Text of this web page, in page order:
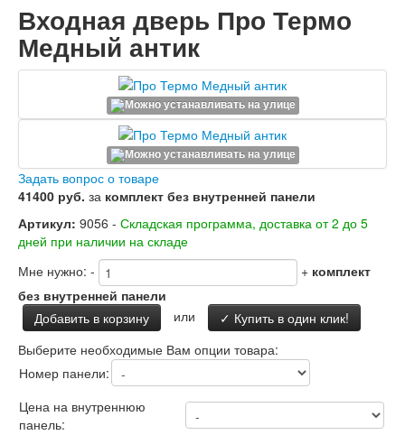
Термо
Термо Лацио
Флагман
Электрозамок Смарт
Заводские двери
Двери Лабиринт
Лабиринт Аляска Лайт
Лабиринт Арт
Лабиринт Атлантик
Лабиринт Бетон
Лабиринт Верса
Лабиринт Версаль
Лабиринт Гранд
Лабиринт Дверь двойная тамбурная под
заказ
Лабиринт Имперо
Лабиринт Инфинити
Лабиринт Иссида
Лабиринт Карбон
Лабиринт Кармина
Лабиринт Классик Антик медный
Лабиринт Классик Шагрень
Лабиринт Кредор
Входная дверь Про Термо
Медный антик
Задать вопрос о товаре
41400 руб. за комплект без внутренней панели
Артикул: 9056 - Складская программа, доставка от 2 до 5
дней при наличии на складе
Мне нужно: - + комплект
без внутренней панели
Добавить в корзину
или
✓ Купить в один клик!
Выберите необходимые Вам опции товара:
Номер панели:
Цена на внутреннюю
панель: